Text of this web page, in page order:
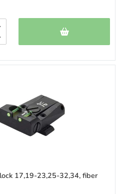
17,19-23,25-32,34, fiber